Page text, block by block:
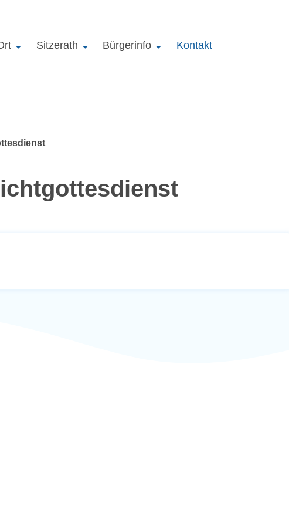
Sitzerath Bürgerinfo Kontakt